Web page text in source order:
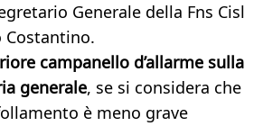
Generale della Fns Cisl
Costantino.
campanello d’allarme sulla
generale, se si considera che
è meno grave